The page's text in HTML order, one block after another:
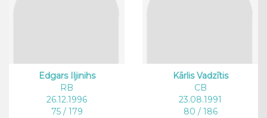
Edgars Iljinihs
RB
26.12.1996
75 / 179
Kārlis Vadzītis
CB
23.08.1991
80 / 186